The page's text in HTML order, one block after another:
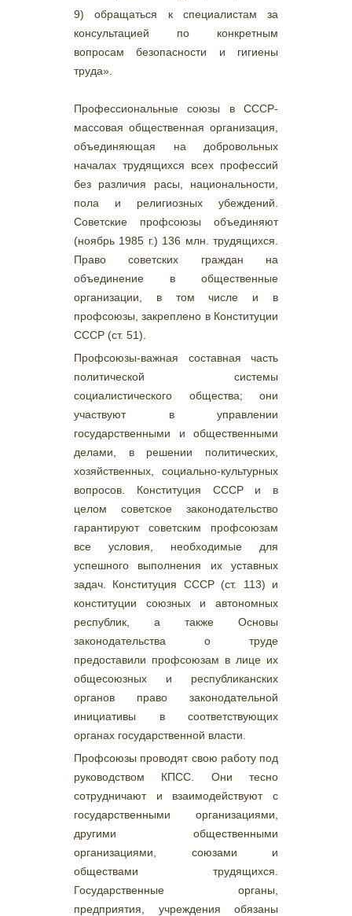
9) обращаться к специалистам за
консультацией по конкретным
вопросам безопасности и гигиены
труда».
Профессиональные союзы в СССР-
массовая общественная организация,
объединяющая на добровольных
началах трудящихся всех профессий
без различия расы, национальности,
пола и религиозных убеждений.
Советские профсоюзы объединяют
(ноябрь 1985 г.) 136 млн. трудящихся.
Право советских граждан на
объединение в общественные
организации, в том числе и в
профсоюзы, закреплено в Конституции
СССР (ст. 51).
Профсоюзы-важная составная часть
политической системы
социалистического общества; они
участвуют в управлении
государственными и общественными
делами, в решении политических,
хозяйственных, социально-культурных
вопросов. Конституция СССР и в
целом советское законодательство
гарантируют советским профсоюзам
все условия, необходимые для
успешного выполнения их уставных
задач. Конституция СССР (ст. 113) и
конституции союзных и автономных
республик, а также Основы
законодательства о труде
предоставили профсоюзам в лице их
общесоюзных и республиканских
органов право законодательной
инициативы в соответствующих
органах государственной власти.
Профсоюзы проводят свою работу под
руководством КПСС. Они тесно
сотрудничают и взаимодействуют с
государственными организациями,
другими общественными
организациями, союзами и
обществами трудящихся.
Государственные органы,
предприятия, учреждения обязаны